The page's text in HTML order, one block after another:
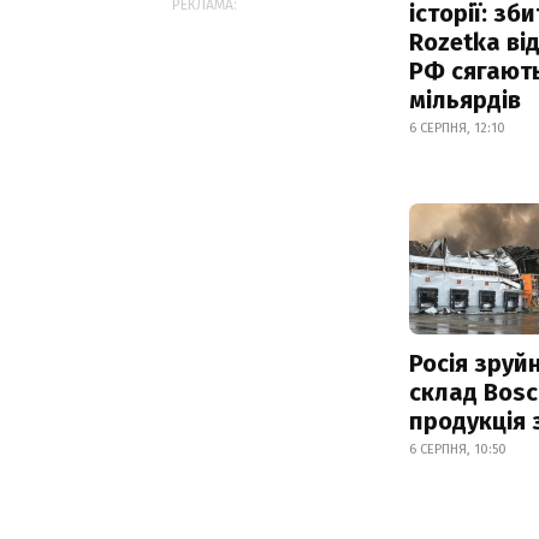
історії:
Rozetka
РФ
мільярдів
6 СЕРПНЯ, 12:10
Росія
склад
6 СЕРПНЯ, 10:50
РЕКЛАМА: